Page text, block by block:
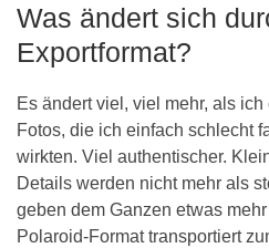
Was ändert sich
Exportformat?
Es ändert viel, viel mehr, als ich
Fotos, die ich einfach schlecht
wirkten. Viel authentischer.
Details werden nicht mehr als
geben dem Ganzen etwas
Polaroid-Format transportiert